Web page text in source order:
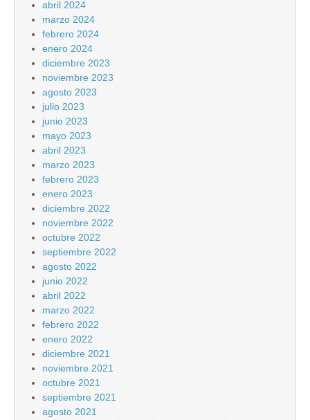
abril 2024
marzo 2024
febrero 2024
enero 2024
diciembre 2023
noviembre 2023
agosto 2023
julio 2023
junio 2023
mayo 2023
abril 2023
marzo 2023
febrero 2023
enero 2023
diciembre 2022
noviembre 2022
octubre 2022
septiembre 2022
agosto 2022
junio 2022
abril 2022
marzo 2022
febrero 2022
enero 2022
diciembre 2021
noviembre 2021
octubre 2021
septiembre 2021
agosto 2021